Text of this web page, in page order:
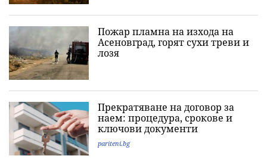
Пожар пламна на изхода на
Асеновград, горят сухи треви и
лозя
Прекратяване на договор за
наем: процедура, срокове и
ключови документи
pariteni.bg